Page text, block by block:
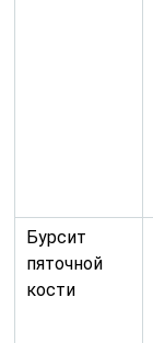
Бурсит
пяточной
кости